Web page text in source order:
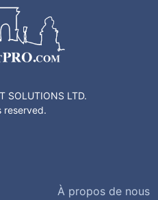
SOLUTIONS LTD.
reserved.
À propos de nous